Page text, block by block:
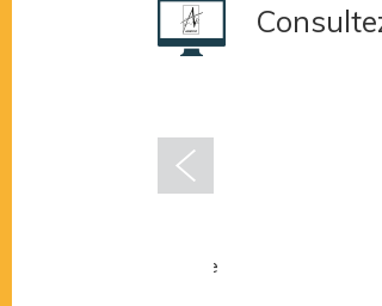
Léger - André Mare